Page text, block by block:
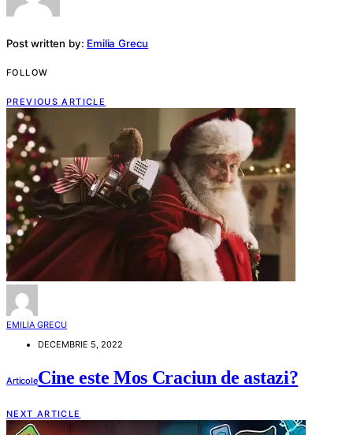
Post written by: Emilia Grecu
FOLLOW
PREVIOUS ARTICLE
EMILIA GRECU
DECEMBRIE 5, 2022
ArticoleCine este Mos Craciun de astazi?
NEXT ARTICLE